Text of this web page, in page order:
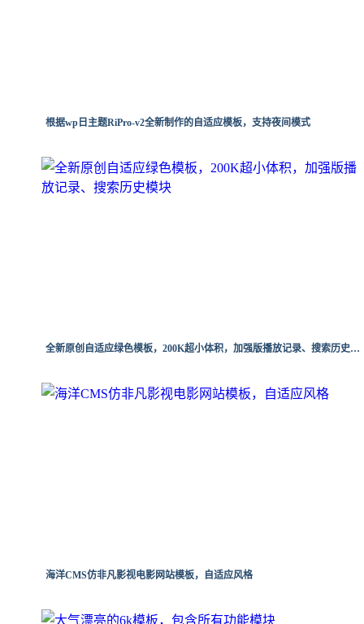
根据wp日主题RiPro-v2全新制作的自适应模板，支持夜间模式
全新原创自适应绿色模板，200K超小体积，加强版播放记录、搜索历史模块
海洋CMS仿非凡影视电影网站模板，自适应风格